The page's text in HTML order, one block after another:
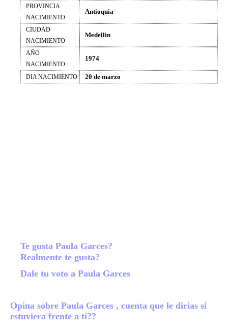
PROVINCIA
NACIMIENTO
Antioquia
CIUDAD
NACIMIENTO
Medellin
AÑO
NACIMIENTO
1974
DIA NACIMIENTO 20 de marzo
Te gusta Paula Garces?
Realmente te gusta?
Dale tu voto a Paula Garces
Opina sobre Paula Garces , cuenta que le dirias si
estuviera frente a ti??